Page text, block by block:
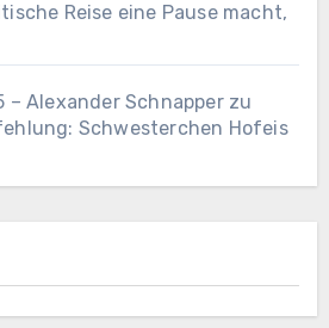
Reise eine Pause macht,
– Alexander Schnapperzu
Schwesterchen Hofeis